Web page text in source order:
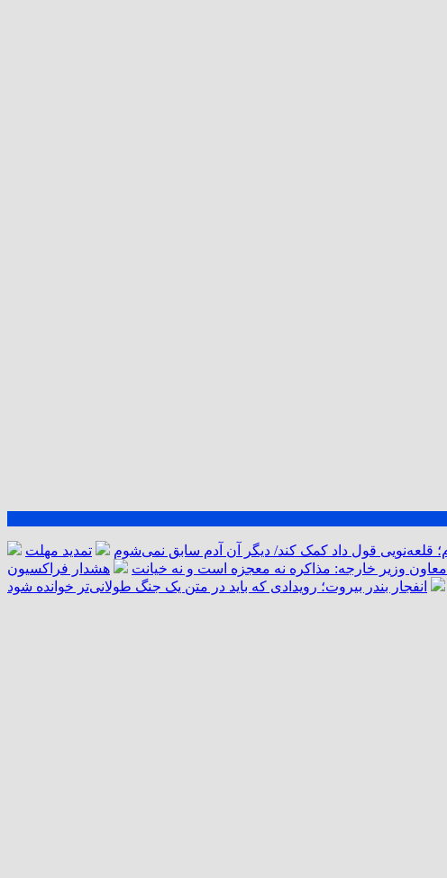
تمدید مهلت
معاون وزیر خارجه: مذاکره نه معجزه است و نه خیانت
هشدار فراکسیون
انفجار بندر بیروت؛ رویدادی که باید در متن یک جنگ طولانی‌تر خوانده شود